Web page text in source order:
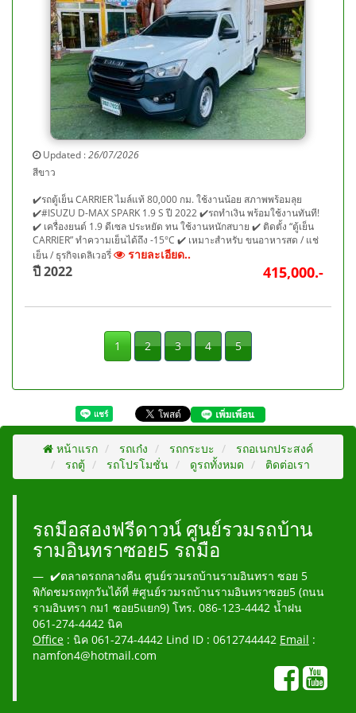
Updated :26/07/2026
สีขาว
✔️รถตู้เย็น CARRIER ไมล์แท้ 80,000 กม. ใช้งานน้อย สภาพพร้อมลุย
✔️#ISUZU D-MAX SPARK 1.9 S ปี 2022 ✔️รถทำเงิน พร้อมใช้งานทันที!
✔️ เครื่องยนต์ 1.9 ดีเซล ประหยัด ทน ใช้งานหนักสบาย ✔️ ติดตั้ง “ตู้เย็น
CARRIER” ทำความเย็นได้ถึง -15°C ✔️ เหมาะสำหรับ ขนอาหารสด / แช่
เย็น / ธุรกิจเดลิเวอรี่
รายละเอียด..
ปี 2022 415,000.-
1 2 3 4 5
หน้าแรก รถเก๋ง รถกระบะ
รถอเนกประสงค์
รถตู้
รถโปรโมชั่น ดูรถทั้งหมด ติดต่อเรา
รถมือสองฟรีดาวน์ ศูนย์รวมรถบ้าน
รามอินทราซอย5 รถมือ
✔️ตลาดรถกลางคืน ศูนย์รวมรถบ้านรามอินทรา ซอย 5
พิกัดชมรถทุกวันได้ที่ #ศูนย์รวมรถบ้านรามอินทราซอย5 (ถนน
รามอินทรา กม1 ซอย5แยก9) โทร. 086-123-4442 น้ำฝน
061-274-4442 นิค
Office : นิค 061-274-4442 Lind ID : 0612744442 Email :
namfon4@hotmail.com